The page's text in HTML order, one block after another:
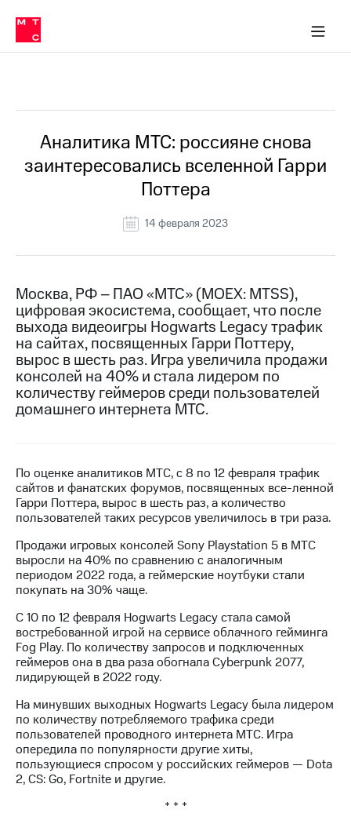
Медиа-центр
и акционерам
Устойчивое развитие
Комплаенс и деловая этика
компании
Карьера
История
компании
информация
Контакты
Медиа-центр
Пресс-
релизы
МТС
о технологиях
Достижения
Финансовая
отчетность
Контакты
Новости
в
регионе
и акционерам
Корпоративное
управление
Корпоративный
Раскрытие
информации
Информация
акционерам
Документы
ПАО
в МТС
Пресс-
релизы
о технологиях
Аналитика МТС: россияне снова
заинтересовались вселенной Гарри
Поттера
14 февраля 2023
Москва, РФ – ПАО «МТС» (MOEX: MTSS),
цифровая экосистема, сообщает, что после
выхода видеоигры Hogwarts Legacy трафик
на сайтах, посвященных Гарри Поттеру,
вырос в шесть раз. Игра увеличила продажи
консолей на 40% и стала лидером по
количеству геймеров среди пользователей
домашнего интернета МТС.
По оценке аналитиков МТС, с 8 по 12 февраля трафик
сайтов и фанатских форумов, посвященных все-ленной
Гарри Поттера, вырос в шесть раз, а количество
пользователей таких ресурсов увеличилось в три раза.
Продажи игровых консолей Sony Playstation 5 в МТС
выросли на 40% по сравнению с аналогичным
периодом 2022 года, а геймерские ноутбуки стали
покупать на 30% чаще.
С 10 по 12 февраля Hogwarts Legacy стала самой
востребованной игрой на сервисе облачного гейминга
Fog Play. По количеству запросов и подключенных
геймеров она в два раза обогнала Cyberpunk 2077,
лидирующей в 2022 году.
На минувших выходных Hogwarts Legacy была лидером
по количеству потребляемого трафика среди
пользователей проводного интернета МТС. Игра
опередила по популярности другие хиты,
пользующиеся спросом у российских геймеров — Dota
2, CS: Go, Fortnite и другие.
* * *